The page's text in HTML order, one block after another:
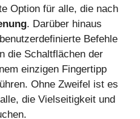
Option für alle, die nach
. Darüber hinaus
Befehle
die Schaltflächen der
einzigen Fingertipp
Ohne Zweifel ist es
die Vielseitigkeit und